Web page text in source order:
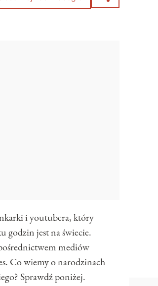
i youtubera, który
godzin jest na świecie.
mediów
Co wiemy o narodzinach
Sprawdź poniżej.